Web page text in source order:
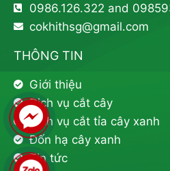
0986.126.322 and
cokhithsg@gmail.com
THÔNG TIN
Giới thiệu
Dịch vụ cắt cây
Dịch vụ cắt tỉa cây xanh
Đốn hạ cây xanh
Tin tức